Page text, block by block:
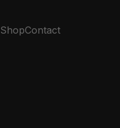
ShopContact